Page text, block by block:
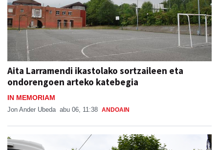
Aita Larramendi ikastolako sortzaileen eta
ondorengoen arteko katebegia
IN MEMORIAM
Jon Ander Ubeda abu 06, 11:38 ANDOAIN